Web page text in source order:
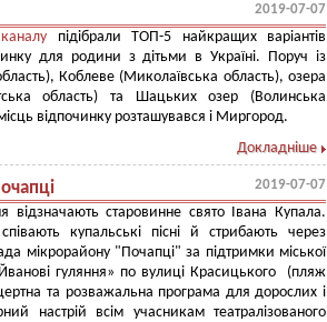
2019-07-07
підібрали ТОП-5 найкращих варіантів
для родини з дітьми в Україні. Поруч із
Коблеве (Миколаївська область), озера
область) та Шацьких озер (Волинська
відпочинку розташувався і Миргород.
Докладніше
2019-07-07
відзначають старовинне свято Івана Купала.
купальські пісні й стрибають через
мікрорайону "Почапці" за підтримки міської
гуляння» по вулиці Красицького (пляж
та розважальна програма для дорослих і
настрій всім учасникам театралізованого